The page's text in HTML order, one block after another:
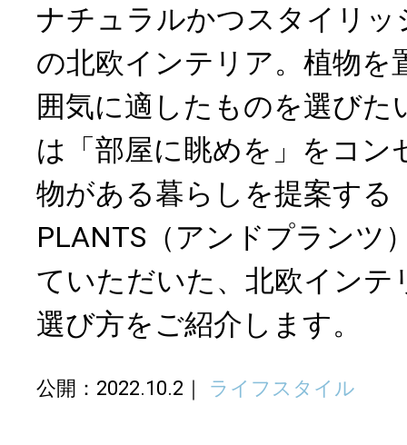
ナチュラルかつスタイリッ
の北欧インテリア。植物を
囲気に適したものを選びた
は「部屋に眺めを」をコン
物がある暮らしを提案する
PLANTS（アンドプランツ
ていただいた、北欧インテ
選び方をご紹介します。
公開：2022.10.2 ライフスタイル